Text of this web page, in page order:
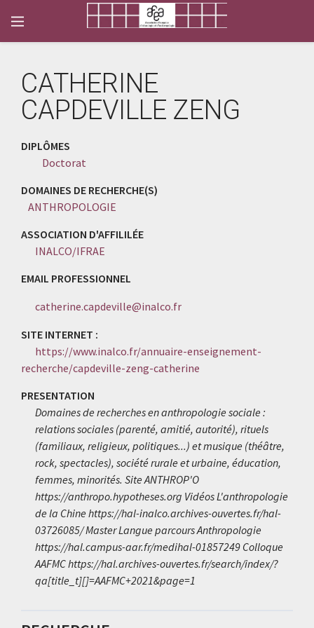
CATHERINE
CAPDEVILLE ZENG
DIPLÔMES
Doctorat
DOMAINES DE RECHERCHE(S)
ANTHROPOLOGIE
ASSOCIATION D'AFFILILÉE
INALCO/IFRAE
EMAIL PROFESSIONNEL
catherine.capdeville@inalco.fr
SITE INTERNET :
https://www.inalco.fr/annuaire-enseignement-
recherche/capdeville-zeng-catherine
PRESENTATION
Domaines de recherches en anthropologie sociale :
relations sociales (parenté, amitié, autorité), rituels
(familiaux, religieux, politiques...) et musique (théâtre,
rock, spectacles), société rurale et urbaine, éducation,
femmes, minorités. Site ANTHROP'O
https://anthropo.hypotheses.org Vidéos L'anthropologie
de la Chine https://hal-inalco.archives-ouvertes.fr/hal-
03726085/ Master Langue parcours Anthropologie
https://hal.campus-aar.fr/medihal-01857249 Colloque
AAFMC https://hal.archives-ouvertes.fr/search/index/?
qa[title_t][]=AAFMC+2021&page=1